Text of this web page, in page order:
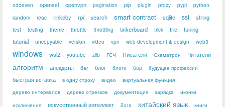
oddeven openssl openvpn pagination pip plugin proxy pypi
python
random
reac rinkeby rpi search smart contract sqlite ssl string
test testing theme throttle throttling tinkerboard trick trie
tuning
tutorial
uncopyable version video vpn web development & design web3
windows wsl2 youtube zlib ГСЧ Писатели Схематрон Читатели
алгоритм анекдоты баг блог блоги бор будущее профессии
быстрая вставка в одну строку видео
виртуальная функция
дерево интервалов
дерево отрезков документация зарядка
иконки
исключения
искусственный интеллект йога китайский язык книги